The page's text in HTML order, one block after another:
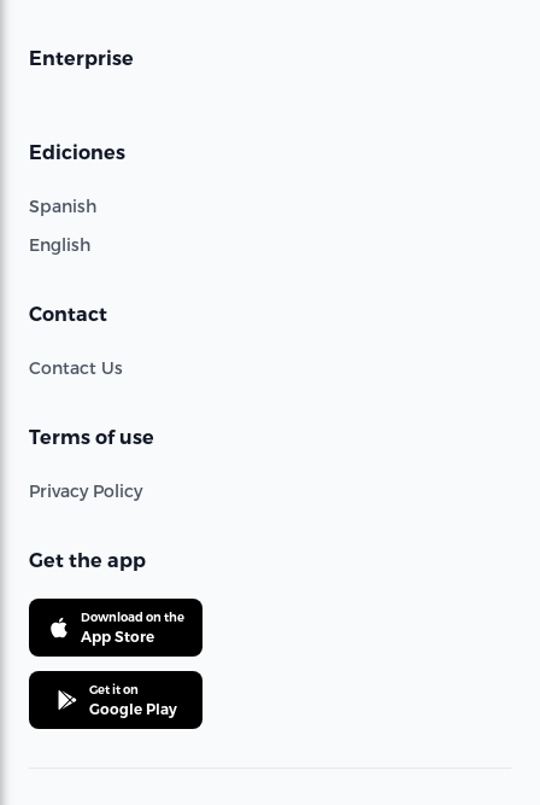
Enterprise
Ediciones
Spanish
English
Contact
Contact Us
Terms of use
Privacy Policy
Get the app
Download on the
App Store
Get it on
Google Play